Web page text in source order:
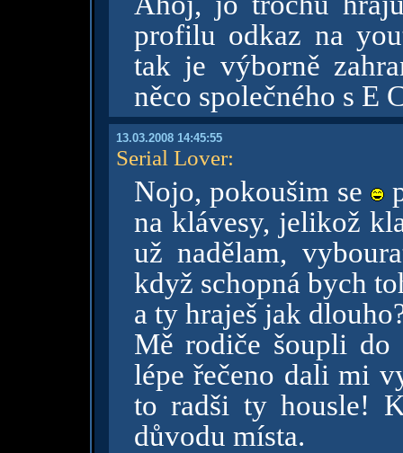
profilu odkaz na
tak je výborně
něco společného s E
13.03.2008 14:45:55
Serial Lover:
Nojo, pokoušim se
na klávesy, jelikož
už nadělam,
když schopná bych
a ty hraješ jak
Mě rodiče šoupli
lépe řečeno dali mi
to radši ty housle!
důvodu místa.